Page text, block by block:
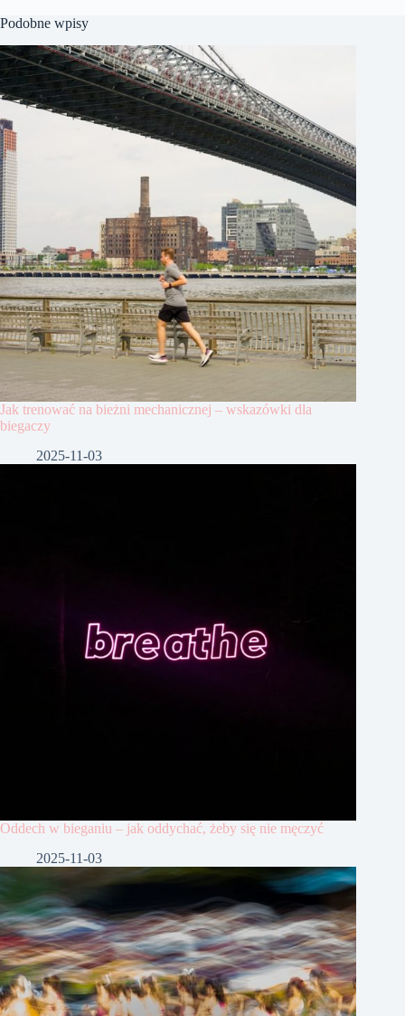
Podobne wpisy
Jak trenować na bieżni mechanicznej – wskazówki dla
biegaczy
2025-11-03
Oddech w bieganiu – jak oddychać, żeby się nie męczyć
2025-11-03